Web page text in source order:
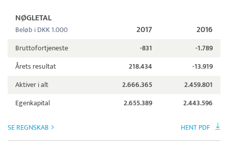
NØGLETAL
Beløb i DKK 1.000 2017 2016
Bruttofortjeneste -831
-1.789
Årets resultat
218.434
-13.919
Aktiver i alt
2.666.365
2.459.801
Egenkapital
2.655.389 2.443.596
SE REGNSKAB HENT PDF